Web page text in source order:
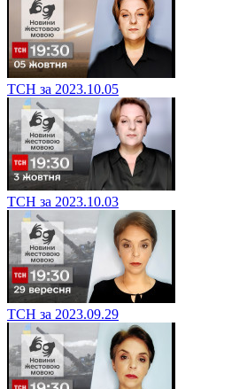
ТСН за 2023.10.05
ТСН за 2023.10.03
ТСН за 2023.09.29